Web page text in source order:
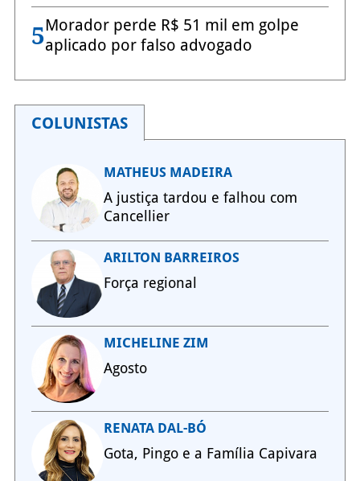
5Morador perde R$ 51 mil em golpe
aplicado por falso advogado
COLUNISTAS
MATHEUS MADEIRA
A justiça tardou e falhou com
Cancellier
ARILTON BARREIROS
Força regional
MICHELINE ZIM
Agosto
RENATA DAL-BÓ
Gota, Pingo e a Família Capivara